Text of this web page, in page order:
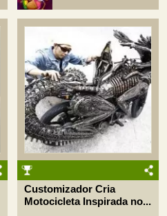
Customizador Cria
Motocicleta Inspirada no...